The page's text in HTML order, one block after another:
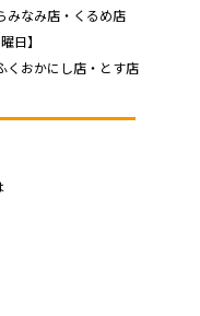
みなみ店・くるめ店
日】
くおかにし店・とす店